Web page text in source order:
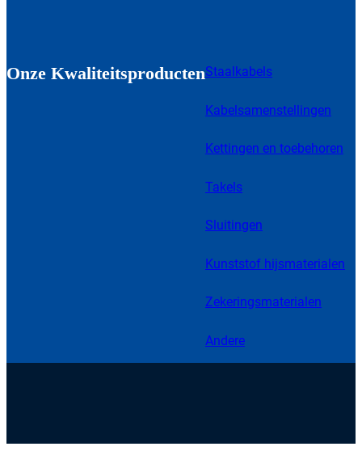
Onze KwaliteitsproductenStaalkabels
Kabelsamenstellingen
Kettingen en toebehoren
Takels
Sluitingen
Kunststof hijsmaterialen
Zekeringsmaterialen
Andere